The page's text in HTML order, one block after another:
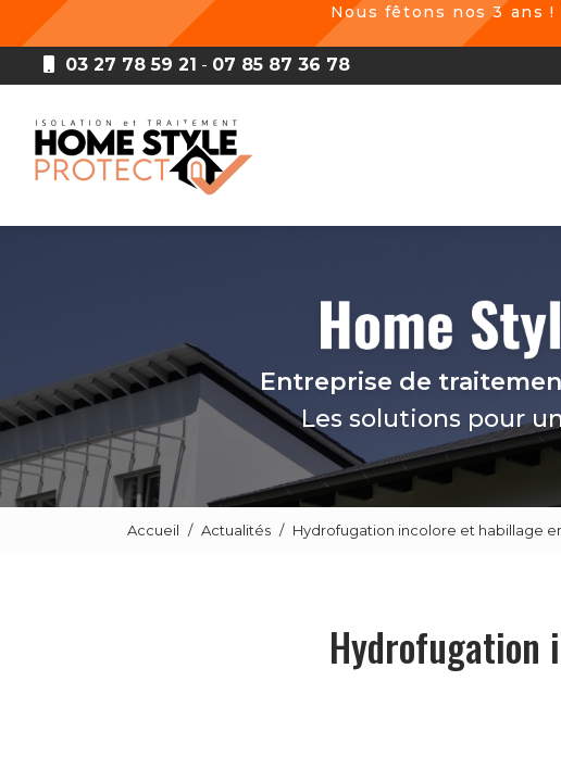
contenu
principal
Nous fêtons nos 3 ans !Inscrivez-
03 27 78 59 21 - 07 85 87 36 78
Entreprise de
Les solutions pour
Accueil Actualités Hydrofugation incolore et habillage
Hydrofugation